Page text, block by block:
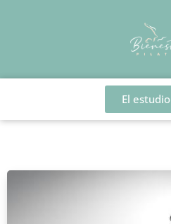
El estudio